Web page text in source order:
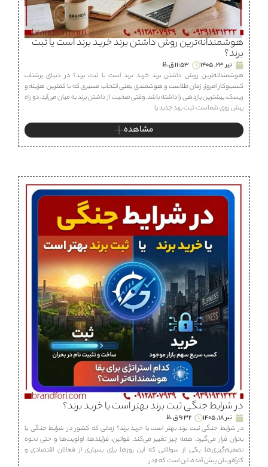
هوشمندانه‌ترین روش داشتن برند خرید برند است یا ثبت
برند؟
تیر 23, 1405
11:53 ق.ظ
هوشمندانه‌ترین روش داشتن برند خرید برند است یا ثبت برند؟ در دنیای پرشتاب
کسب‌وکار امروز، زمان طلاست و هوشمندی یعنی انتخاب مسیری که با کمترین هزینه و
ریسک، بیشترین بازدهی را داشته باشد. وقتی صحبت از داشتن برند به میان می‌آید، دو راه
پیش روی شماست: ثبت برند جدید یا
مشاهده
در شرایط جنگی ثبت برند بهتر است یا خرید برند؟
تیر 18, 1405
9:32 ق.ظ
در شرایط جنگی ثبت برند بهتر است یا خرید برند؟ زمانی که کشور در شرایط جنگی یا
بحران قرار می‌گیرد، همه چیز تغییر می‌کند. قوانین، فرآیندها، اولویت‌ها و حتی نحوه
تصمیم‌گیری‌ها. یکی از سوالاتی که این روزها برای بسیاری از فعالان اقتصادی و
کارآفرینان پیش آمده، این است که «در